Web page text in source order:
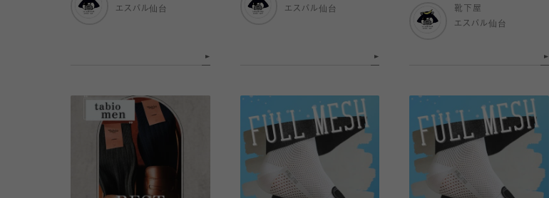
エスパル仙台
エスパル仙台
靴下屋
エスパル仙台